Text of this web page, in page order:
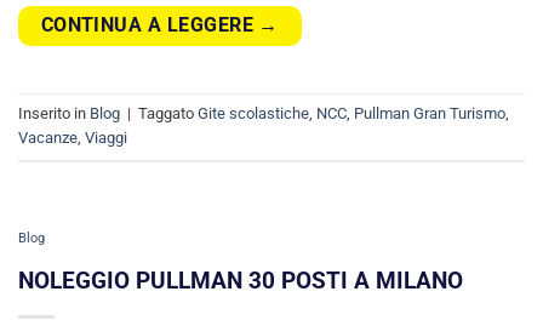
CONTINUA A LEGGERE →
Inserito in Blog | Taggato Gite scolastiche, NCC, Pullman Gran Turismo,
Vacanze, Viaggi
Blog
NOLEGGIO PULLMAN 30 POSTI A MILANO